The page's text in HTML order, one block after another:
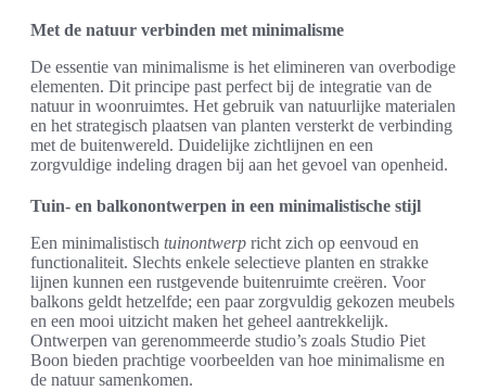
Met de natuur verbinden met minimalisme
De essentie van minimalisme is het elimineren van overbodige
elementen. Dit principe past perfect bij de integratie van de
natuur in woonruimtes. Het gebruik van natuurlijke materialen
en het strategisch plaatsen van planten versterkt de verbinding
met de buitenwereld. Duidelijke zichtlijnen en een
zorgvuldige indeling dragen bij aan het gevoel van openheid.
Tuin- en balkonontwerpen in een minimalistische stijl
Een minimalistisch tuinontwerp richt zich op eenvoud en
functionaliteit. Slechts enkele selectieve planten en strakke
lijnen kunnen een rustgevende buitenruimte creëren. Voor
balkons geldt hetzelfde; een paar zorgvuldig gekozen meubels
en een mooi uitzicht maken het geheel aantrekkelijk.
Ontwerpen van gerenommeerde studio’s zoals Studio Piet
Boon bieden prachtige voorbeelden van hoe minimalisme en
de natuur samenkomen.